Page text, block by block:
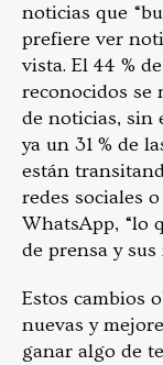
noticias que
prefiere ver
vista. El 44 %
reconocidos se
de noticias, sin
ya un 31 % de
están
redes sociales
WhatsApp, “lo
de prensa y
Estos cambios
nuevas y
ganar algo de